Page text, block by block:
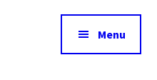
Menu